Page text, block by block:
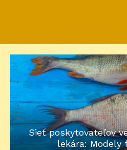
Sieť poskytovateľov
lekára: Modely